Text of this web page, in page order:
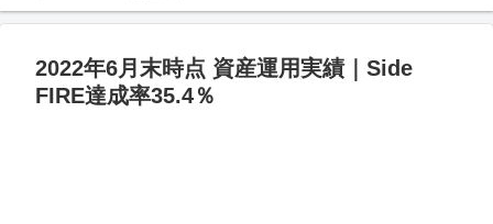
2022年6月末時点 資産運用実績｜Side
FIRE達成率35.4％